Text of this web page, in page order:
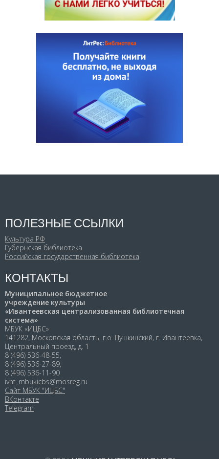
ПОЛЕЗНЫЕ ССЫЛКИ
Культура РФ
Губернская библиотека
Российская государственная библиотека
КОНТАКТЫ
Муниципальное бюджетное
учреждение культуры
«Ивантеевская централизованная библиотечная
система»
МБУК «ИЦБС»
141282, Московская область, г.о. Пушкинский, г. Ивантеевка,
Центральный проезд, д. 1
8 (496) 536-48-55,
8 (496) 536-27-89,
8 (496) 536-11-90
ivnt_mbukicbs@mosreg.ru
Сайт МБУК "ИЦБС"
ВКонтакте
Telegram